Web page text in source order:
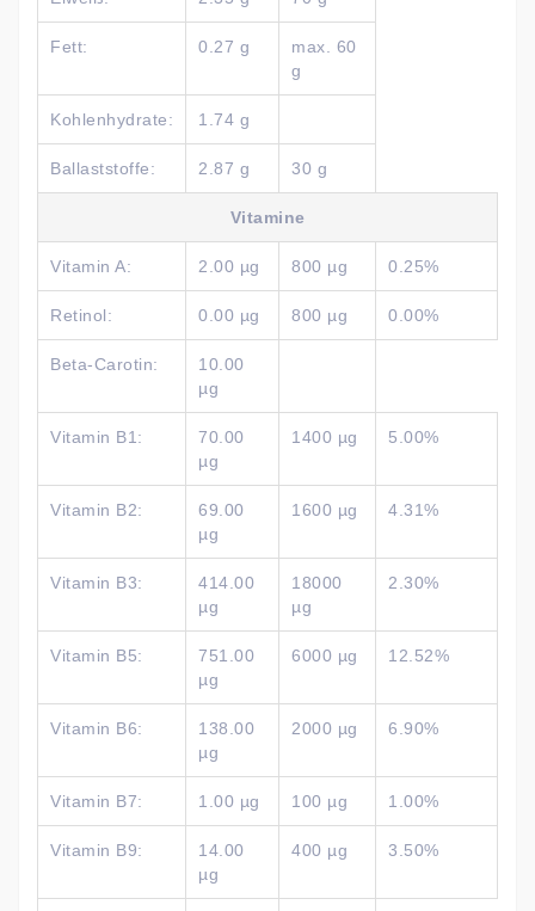
Fett: 0.27 g
max. 60
g
Kohlenhydrate: 1.74 g
Ballaststoffe: 2.87 g 30 g
Vitamine
Vitamin A: 2.00 µg 800 µg 0.25%
Retinol: 0.00 µg 800 µg 0.00%
Beta-Carotin:
10.00
µg
Vitamin B1:
70.00
µg
1400 µg 5.00%
Vitamin B2:
69.00
µg
1600 µg 4.31%
Vitamin B3:
414.00
µg
18000
µg
2.30%
Vitamin B5:
751.00
µg
6000 µg 12.52%
Vitamin B6:
138.00
µg
2000 µg 6.90%
Vitamin B7: 1.00 µg 100 µg 1.00%
Vitamin B9:
14.00
µg
400 µg 3.50%